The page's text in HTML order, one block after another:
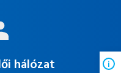
hálózat